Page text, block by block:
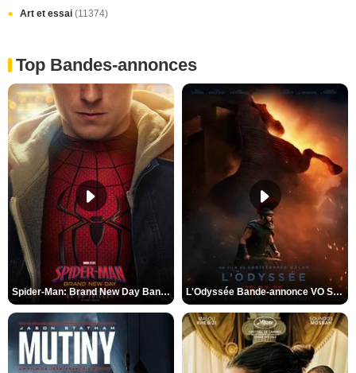
Art et essai (11374)
Top Bandes-annonces
Spider-Man: Brand New Day Bande-annonce VO STFR L'Odyssée Bande-annonce VO STFR